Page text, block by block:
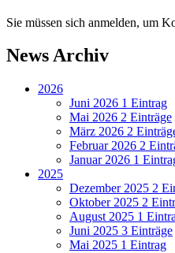
Sie müssen sich anmelden, um
News Archiv
2026
Juni 2026 1 Eintrag
Mai 2026 2 Einträge
März 2026 2
Februar 2026 2
Januar 2026 1
2025
Dezember 2025 2
Oktober 2025 2
August 2025 1
Juni 2025 3 Einträge
Mai 2025 1 Eintrag